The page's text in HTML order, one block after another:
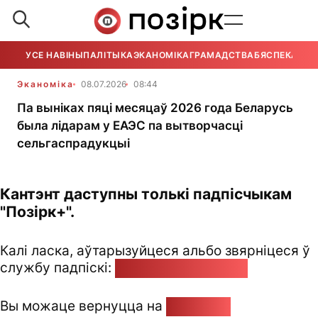
УСЕ НАВІНЫПАЛІТЫКАЭКАНОМІКАГРАМАДСТВАБЯСПЕКА
Эканоміка 08.07.2026 08:44
Па выніках пяці месяцаў 2026 года Беларусь
была лідарам у ЕАЭС па вытворчасці
сельгаспрадукцыі
Кантэнт даступны толькі падпісчыкам
"Позірк+".
Калі ласка, аўтарызуйцеся альбо звярніцеся ў
службу падпіскі:
Вы можаце вернуцца на